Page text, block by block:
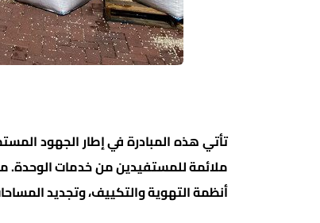
تأتي هذه المبادرة في إطار الجهود
ملائمة للمستفيدين من خدمات الوحدة.
أنظمة التهوية والتكييف، وتجديد